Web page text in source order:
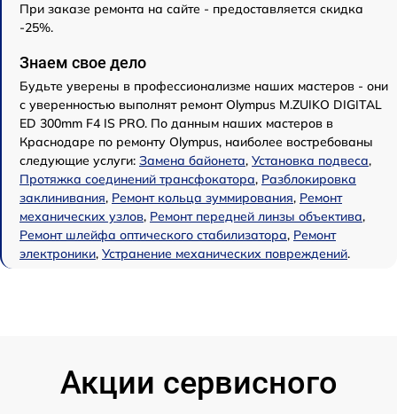
При заказе ремонта на сайте - предоставляется скидка
-25%.
Знаем свое дело
Будьте уверены в профессионализме наших мастеров - они
с уверенностью выполнят ремонт Olympus M.ZUIKO DIGITAL
ED 300mm F4 IS PRO. По данным наших мастеров в
Краснодаре по ремонту Olympus, наиболее востребованы
следующие услуги: Замена байонета, Установка подвеса,
Протяжка соединений трансфокатора, Разблокировка
заклинивания, Ремонт кольца зуммирования, Ремонт
механических узлов, Ремонт передней линзы объектива,
Ремонт шлейфа оптического стабилизатора, Ремонт
электроники, Устранение механических повреждений.
Акции сервисного